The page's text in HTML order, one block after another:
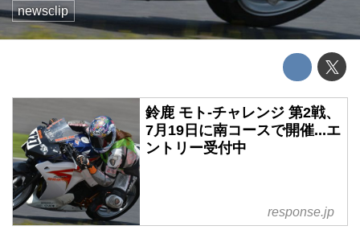
newsclip
鈴鹿 モト-チャレンジ 第2戦、
7月19日に南コースで開催...エ
ントリー受付中
response.jp